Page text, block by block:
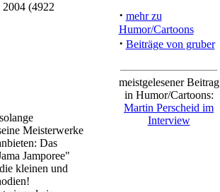
(4922
Meisterwerke
Das
Jamporee"
kleinen und
· mehr zu
Humor/Cartoons
· Beiträge von gruber
meistgelesener Beitrag
in Humor/Cartoons:
Martin Perscheid im
Interview